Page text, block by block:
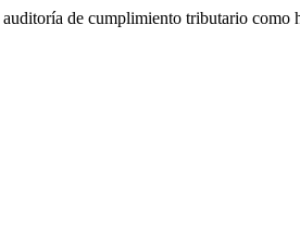
de cumplimiento tributario como